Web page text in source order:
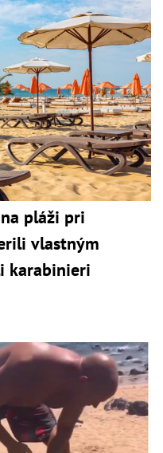
pláži pri
vlastným
karabinieri